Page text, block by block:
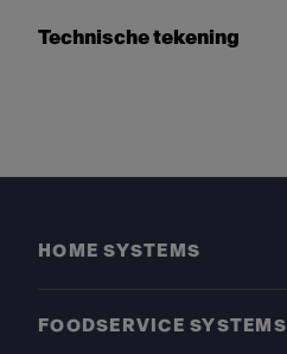
Technische tekening
HOME SYSTEMS
FOODSERVICE SYSTEMS